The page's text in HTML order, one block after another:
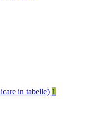
in tabelle) 1